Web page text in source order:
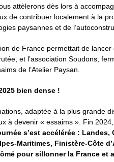
attèlerons dès lors à
de contribuer localement à la
paysannes et de
de France permettait de
et l’association Soudons,
de l’Atelier Paysan.
bien dense !
adaptée à la plus grande
à devenir « essaims ». Fin
s’est accélérée : Landes,
Maritimes, Finistère-Côte
pour sillonner la France et